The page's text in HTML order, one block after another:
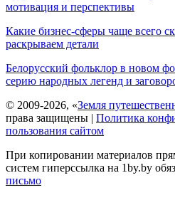
мотивация и перспективы
Какие бизнес-сферы чаще всего
раскрываем детали
Белорусский фольклор в новом
серию народных легенд и
© 2009-2026, «Земля
права защищены | Политика
пользования сайтом
При копировании материалов
систем гиперссылка на 1by.by
письмо